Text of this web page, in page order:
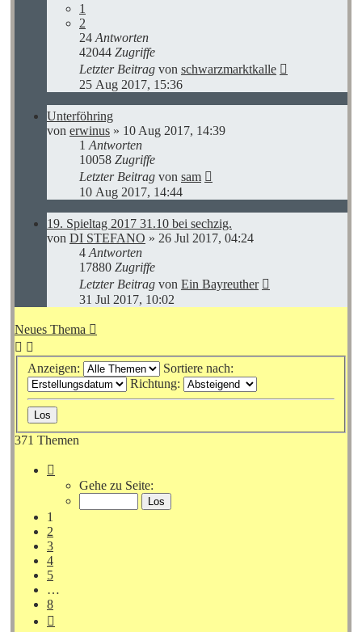
1
2
24 Antworten
42044 Zugriffe
Letzter Beitrag von schwarzmarktkalle
25 Aug 2017, 15:36
Unterföhring
von erwinus » 10 Aug 2017, 14:39
1 Antworten
10058 Zugriffe
Letzter Beitrag von sam
10 Aug 2017, 14:44
19. Spieltag 2017 31.10 bei sechzig.
von DI STEFANO » 26 Jul 2017, 04:24
4 Antworten
17880 Zugriffe
Letzter Beitrag von Ein Bayreuther
31 Jul 2017, 10:02
Neues Thema
Anzeigen:
Sortiere nach:
Richtung:
371 Themen
von
Gehe zu Seite:
1
2
3
4
5
…
8